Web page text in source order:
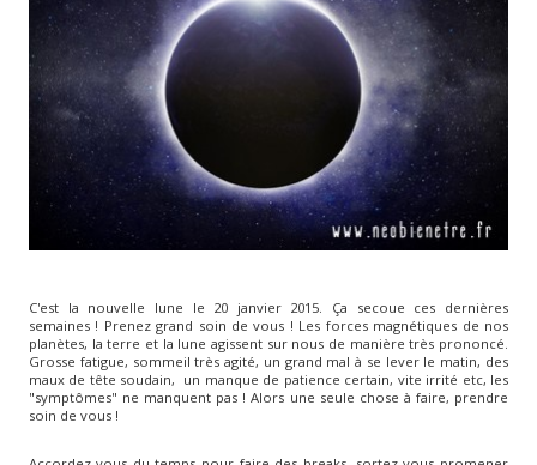
C'est la nouvelle lune le 20 janvier 2015. Ça secoue ces dernières
semaines ! Prenez grand soin de vous ! Les forces magnétiques de nos
planètes, la terre et la lune agissent sur nous de manière très prononcé.
Grosse fatigue, sommeil très agité, un grand mal à se lever le matin, des
maux de tête soudain, un manque de patience certain, vite irrité etc, les
"symptômes" ne manquent pas ! Alors une seule chose à faire, prendre
soin de vous !